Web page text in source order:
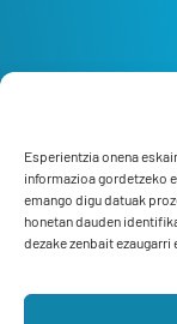
Esperientzia onena
informazioa gordetzeko
emango digu datuak
honetan dauden
dezake zenbait ezaugarri